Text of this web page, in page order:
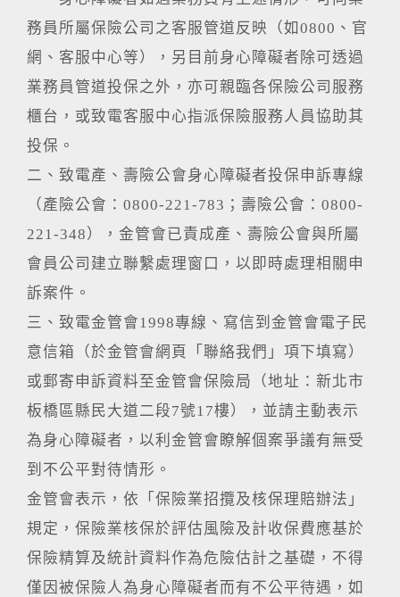
務員所屬保險公司之客服管道反映（如0800、官
網、客服中心等），另目前身心障礙者除可透過
業務員管道投保之外，亦可親臨各保險公司服務
櫃台，或致電客服中心指派保險服務人員協助其
投保。
二、致電產、壽險公會身心障礙者投保申訴專線
（產險公會：0800-221-783；壽險公會：0800-
221-348），金管會已責成產、壽險公會與所屬
會員公司建立聯繫處理窗口，以即時處理相關申
訴案件。
三、致電金管會1998專線、寫信到金管會電子民
意信箱（於金管會網頁「聯絡我們」項下填寫）
或郵寄申訴資料至金管會保險局（地址：新北市
板橋區縣民大道二段7號17樓），並請主動表示
為身心障礙者，以利金管會瞭解個案爭議有無受
到不公平對待情形。
金管會表示，依「保險業招攬及核保理賠辦法」
規定，保險業核保於評估風險及計收保費應基於
保險精算及統計資料作為危險估計之基礎，不得
僅因被保險人為身心障礙者而有不公平待遇，如